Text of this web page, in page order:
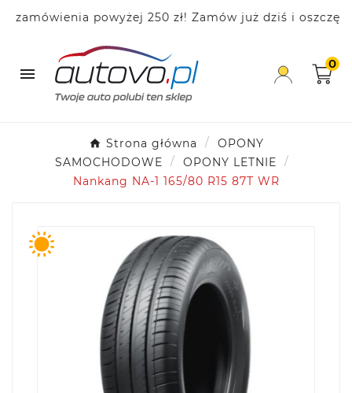
powyżej 250 zł! Zamów już dziś i oszczędzaj!

0
Strona główna
OPONY
SAMOCHODOWE
OPONY LETNIE
Nankang NA-1 165/80 R15 87T WR